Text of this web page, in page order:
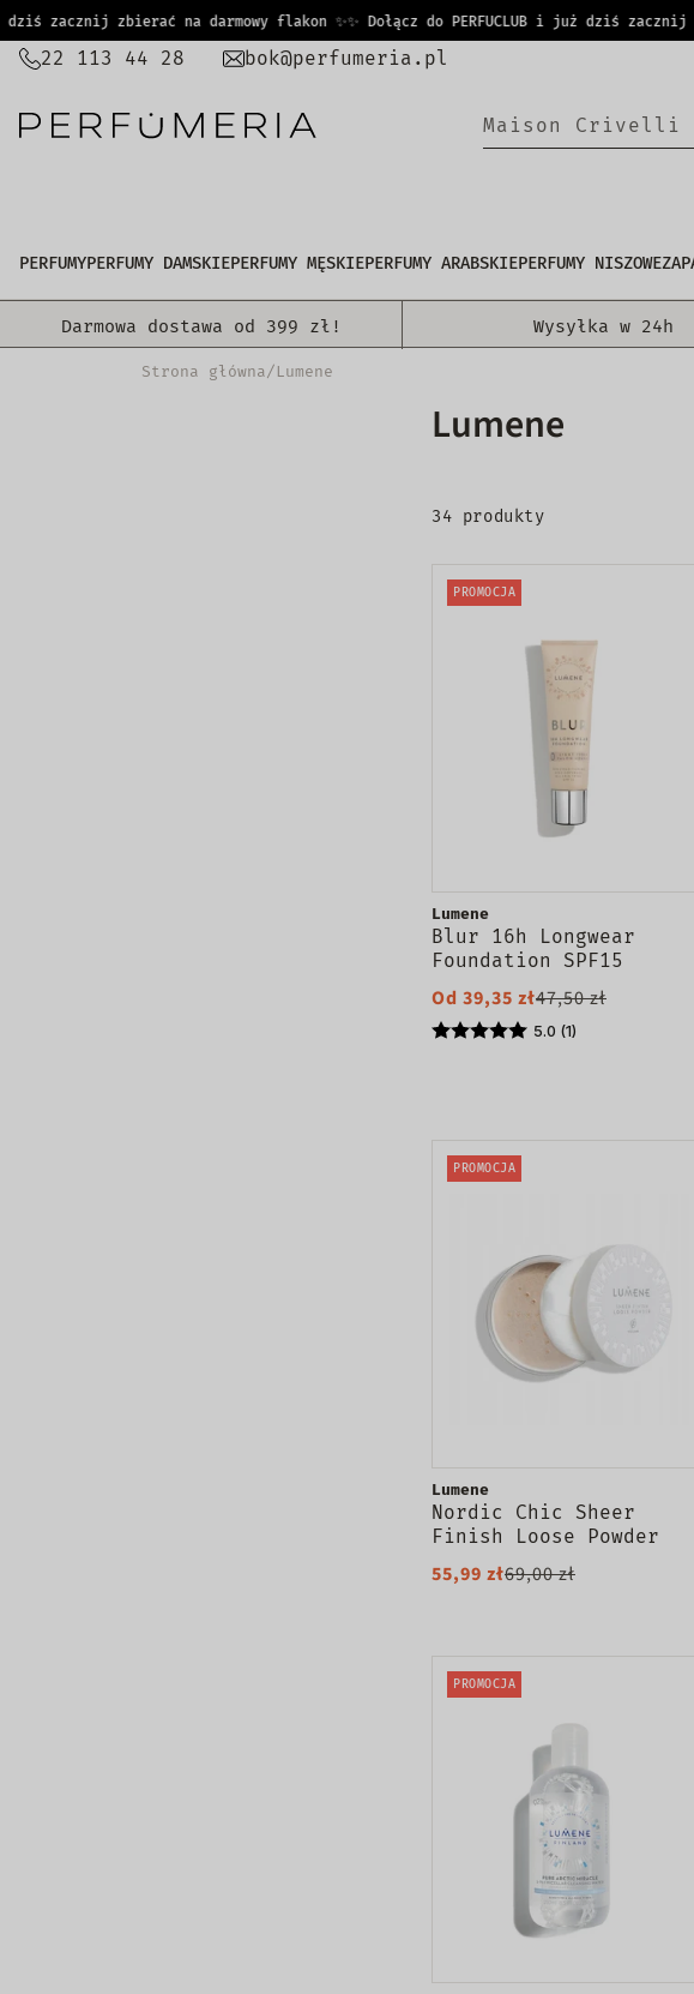
PRZEJDŹ
TREŚCI
zacznij zbierać na darmowy flakon ✨✨ Dołącz do PERFUCLUB i już dziś zacznij
22 113 44 28 bok@perfumeria.pl
Ma is o|
PERFUMYPERFUMY DAMSKIEPERFUMY MĘSKIEPERFUMY ARABSKIEPERFUMY NISZOWE
Darmowa dostawa od 399 zł! Wysyłka w 24h
Strona główna/ Lumene
Lumene
34 produkty
PROMOCJA
Lumene
Blur 16h Longwear
Foundation SPF15
twarzy
Od 39,35 zł47,50 zł
5.0 (1)
PROMOCJA
Lumene
Nordic Chic Sheer
Finish Loose Powder
Translucent 8g
55,99 zł69,00 zł
PROMOCJA